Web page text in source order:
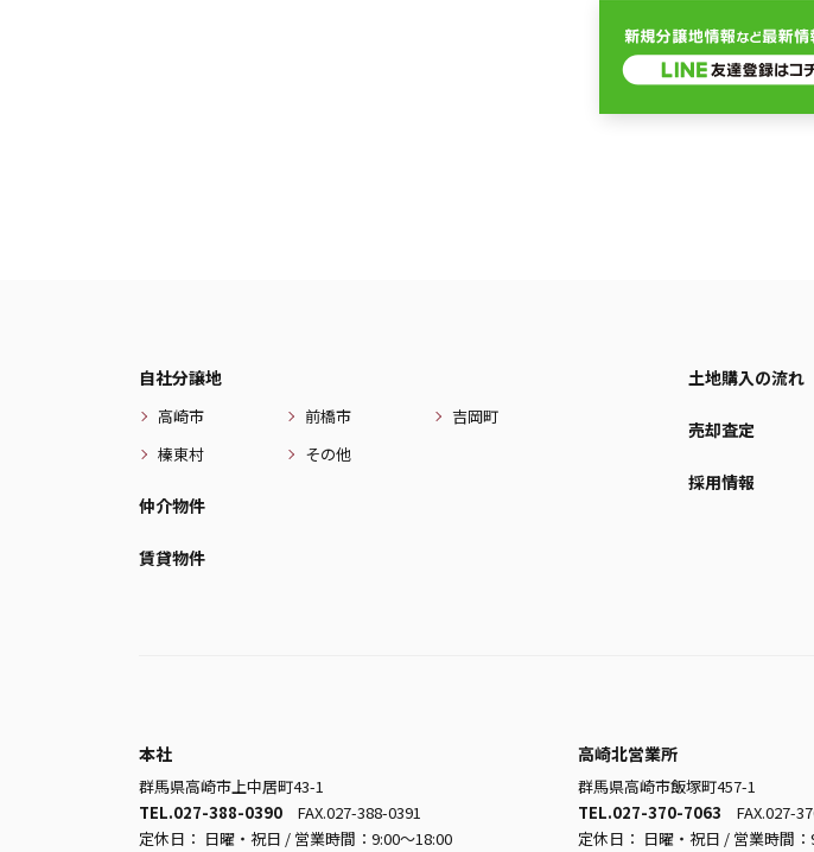
自社分譲地
高崎市 前橋市
吉岡町
榛東村
その他
仲介物件
賃貸物件
土地購入の流れ
売却査定
採用情報
本社
群馬県高崎市上中居町43-1
TEL.027-388-0390 FAX.027-388-0391
定休日： 日曜・祝日 / 営業時間：9:00～18:00
高崎北営業所
群馬県高崎市飯塚町457-1
TEL.027-370-7063 FAX.027-
定休日： 日曜・祝日 / 営業時間：